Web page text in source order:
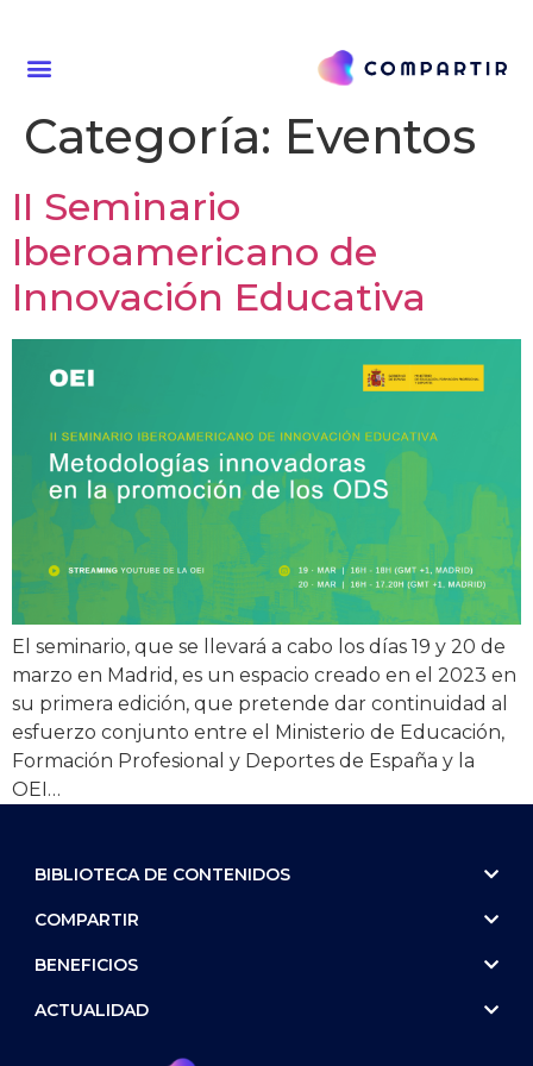
Categoría: Eventos
II Seminario
Iberoamericano de
Innovación Educativa
El seminario, que se llevará a cabo los días 19 y 20 de
marzo en Madrid, es un espacio creado en el 2023 en
su primera edición, que pretende dar continuidad al
esfuerzo conjunto entre el Ministerio de Educación,
Formación Profesional y Deportes de España y la
OEI…
BIBLIOTECA DE CONTENIDOS
COMPARTIR
BENEFICIOS
ACTUALIDAD